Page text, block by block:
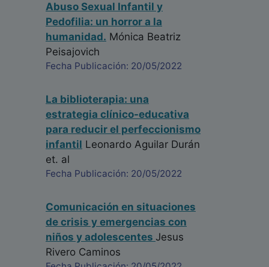
Abuso Sexual Infantil y
Pedofilia: un horror a la
humanidad. Mónica Beatriz
Peisajovich
Fecha Publicación: 20/05/2022
La biblioterapia: una
estrategia clínico-educativa
para reducir el perfeccionismo
infantil Leonardo Aguilar Durán
et. al
Fecha Publicación: 20/05/2022
Comunicación en situaciones
de crisis y emergencias con
niños y adolescentes Jesus
Rivero Caminos